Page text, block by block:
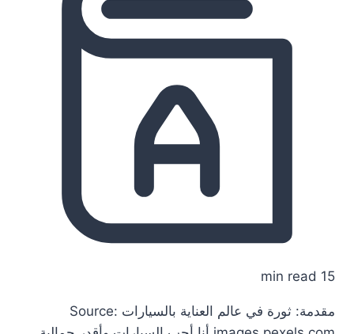
15 min read
مقدمة: ثورة في عالم العناية بالسيارات Source: